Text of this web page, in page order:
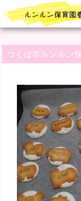
るんるん日記 > つくば市ル
つくば市ルンルン